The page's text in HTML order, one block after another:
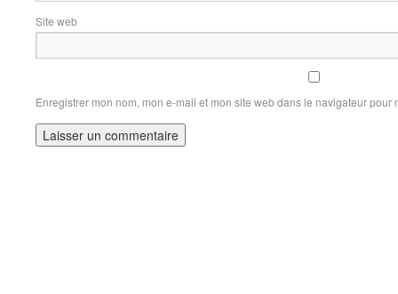
Site web
Enregistrer mon nom, mon e-mail et mon site web dans le navigateur pour